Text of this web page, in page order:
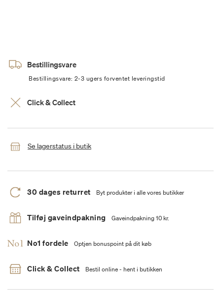
Bestillingsvare
Bestillingsvare: 2-3 ugers forventet leveringstid
Click & Collect
Se lagerstatus i butik
30 dages returret Byt produkter i alle vores butikker
Tilføj gaveindpakning Gaveindpakning 10 kr.
No1 fordele Optjen bonuspoint på dit køb
Click & Collect Bestil online - hent i butikken